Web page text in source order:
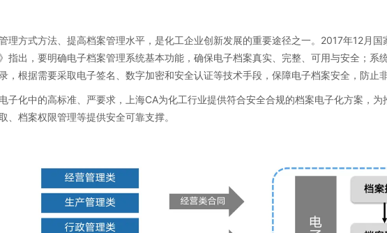
理方式方法、提高档案管理水平，是化工企业创新发展的重要途径之一。2017年12月
指出，要明确电子档案管理系统基本功能，确保电子档案真实、完整、可用与安全；系
，根据需要采取电子签名、数字加密和安全认证等技术手段，保障电子档案安全，防止非
子化中的高标准、严要求，上海CA为化工行业提供符合安全合规的档案电子化方案，
、档案权限管理等提供安全可靠支撑。